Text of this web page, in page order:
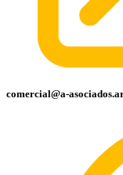
comercial@a-